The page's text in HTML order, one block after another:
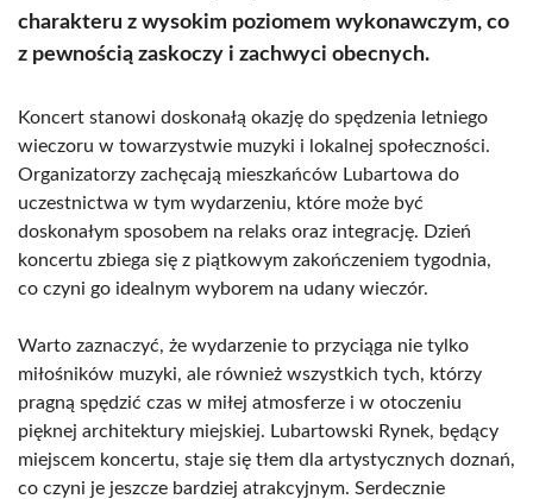
charakteru z wysokim poziomem wykonawczym, co
z pewnością zaskoczy i zachwyci obecnych.
Koncert stanowi doskonałą okazję do spędzenia letniego
wieczoru w towarzystwie muzyki i lokalnej społeczności.
Organizatorzy zachęcają mieszkańców Lubartowa do
uczestnictwa w tym wydarzeniu, które może być
doskonałym sposobem na relaks oraz integrację. Dzień
koncertu zbiega się z piątkowym zakończeniem tygodnia,
co czyni go idealnym wyborem na udany wieczór.
Warto zaznaczyć, że wydarzenie to przyciąga nie tylko
miłośników muzyki, ale również wszystkich tych, którzy
pragną spędzić czas w miłej atmosferze i w otoczeniu
pięknej architektury miejskiej. Lubartowski Rynek, będący
miejscem koncertu, staje się tłem dla artystycznych doznań,
co czyni je jeszcze bardziej atrakcyjnym. Serdecznie